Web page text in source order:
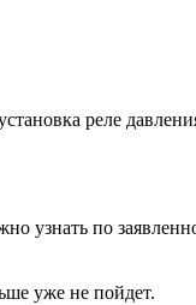
реле
узнать по
уже не пойдет.